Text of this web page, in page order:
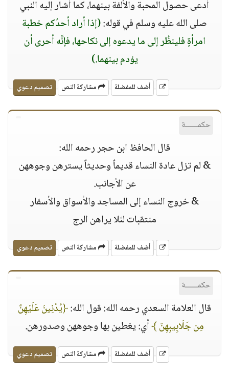
أدعى حصول المحبة والأُلفة بينهما، كما أشار إليه النبي
صلى الله عليه وسلم في قوله:(إذا أراد أحدُكم خطبة
امرأةٍ فلينظُر إلى ما يدعوه إلى نكاحها، فإنَّه أحرى أن
يؤدم بينهما.)
أضف للمفضلة مشاركة النص تصميم دعوي
حكمــــــة
قال الحافظ ابن حجر رحمه الله:
& لم تزل عادة النساء قديماً وحديثاً يسترهن وجوههن
عن الأجانب.
& خروج النساء إلى المساجد والأسواق والأسفار
منتقبات لئلا يراهن الرج
أضف للمفضلة مشاركة النص تصميم دعوي
حكمــــــة
قال العلامة السعدي رحمه الله: قول الله:﴿يُدْنِينَ عَلَيْهِنَّ
مِن جَلَابِيبِهِنّ ﴾أي: يغطين بها وجوههن وصدورهن.
أضف للمفضلة مشاركة النص تصميم دعوي